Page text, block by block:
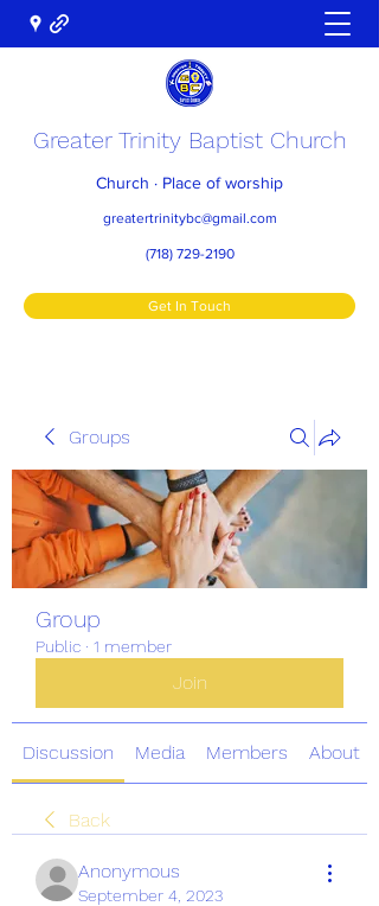
Greater Trinity Baptist Church
Church · Place of worship
greatertrinitybc@gmail.com
(718) 729-2190
Get In Touch
Groups
Group
Public · 1 member
Join
Discussion Media Members About
Back
Anonymous
September 4, 2023